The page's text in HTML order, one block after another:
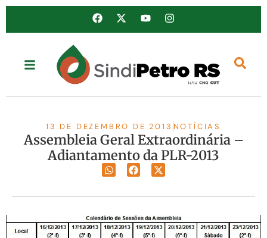
13 DE DEZEMBRO DE 2013 NOTÍCIAS
Assembleia Geral Extraordinária –
Adiantamento da PLR-2013